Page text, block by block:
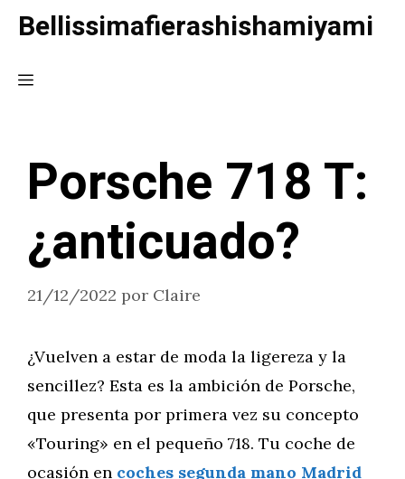
Saltar
contenido
Bellissimafierashishamiyami
Menú
Porsche 718 T:
¿anticuado?
21/12/2022 por Claire
¿Vuelven a estar de moda la ligereza y la
sencillez? Esta es la ambición de Porsche,
que presenta por primera vez su concepto
«Touring» en el pequeño 718. Tu coche de
ocasión en coches segunda mano Madrid